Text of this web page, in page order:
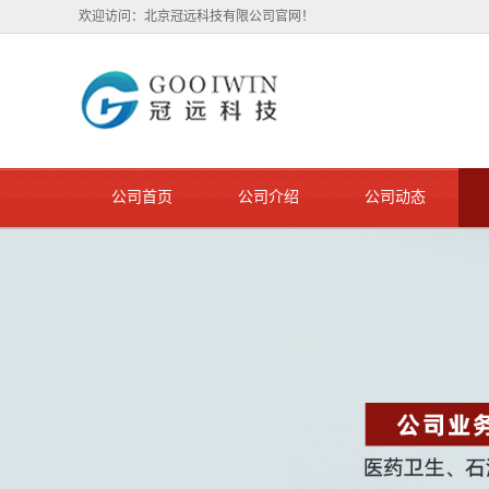
欢迎访问：北京冠远科技有限公司官网！
公司首页 公司介绍 公司动态